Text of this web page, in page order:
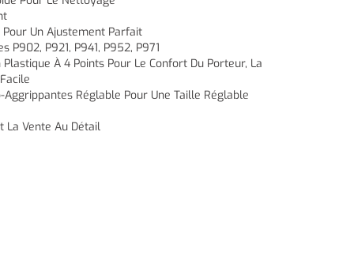
Un Ajustement Parfait
P902, P921, P941, P952, P971
À 4 Points Pour Le Confort Du Porteur, La
Réglable Pour Une Taille Réglable
La Vente Au Détail